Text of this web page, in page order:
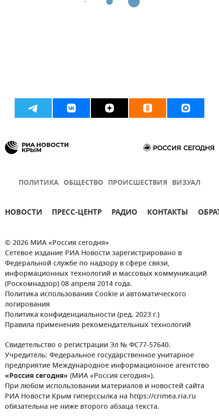
ПОЛИТИКА ОБЩЕСТВО ПРОИСШЕСТВИЯ ВИЗУАЛ
НОВОСТИ ПРЕСС-ЦЕНТР РАДИО КОНТАКТЫ
© 2026 МИА «Россия сегодня»
Сетевое издание РИА Новости зарегистрировано в
Федеральной службе по надзору в сфере связи,
информационных технологий и массовых коммуникаций
(Роскомнадзор) 08 апреля 2014 года.
Политика использования Cookie и автоматического
логирования
Политика конфиденциальности (ред. 2023 г.)
Правила применения рекомендательных технологий
Свидетельство о регистрации Эл № ФС77-57640.
Учредитель: Федеральное государственное унитарное
предприятие Международное информационное агентство
«Россия сегодня» (МИА «Россия сегодня»).
При любом использовании материалов и новостей сайта
РИА Новости Крым гиперссылка на https://crimea.ria.ru
обязательна не ниже второго абзаца текста.